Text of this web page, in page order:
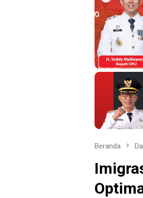
Beranda